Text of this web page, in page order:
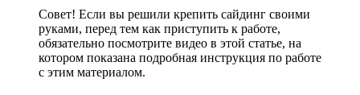
Совет! Если вы решили крепить сайдинг своими
руками, перед тем как приступить к работе,
обязательно посмотрите видео в этой статье, на
котором показана подробная инструкция по работе
с этим материалом.